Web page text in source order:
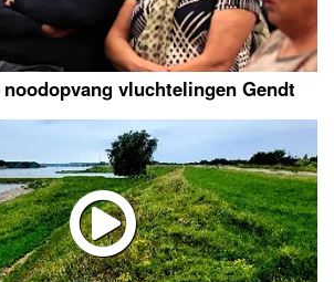
vluchtelingen Gendt